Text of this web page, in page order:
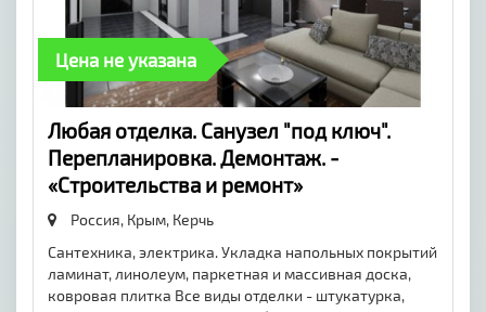
Цена не указана
Любая отделка. Санузел "под ключ".
Перепланировка. Демонтаж. -
«Строительства и ремонт»
Россия, Крым, Керчь
Сантехника, электрика. Укладка напольных покрытий
ламинат, линолеум, паркетная и массивная доска,
ковровая плитка Все виды отделки - штукатурка,